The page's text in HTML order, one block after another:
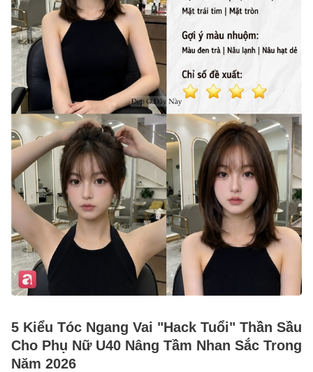
5 Kiểu Tóc Ngang Vai "Hack Tuổi" Thần Sầu
Cho Phụ Nữ U40 Nâng Tầm Nhan Sắc Trong
Năm 2026